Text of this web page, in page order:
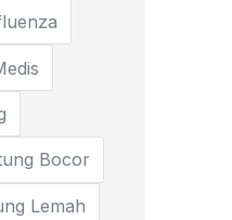
Bocor
Lemah